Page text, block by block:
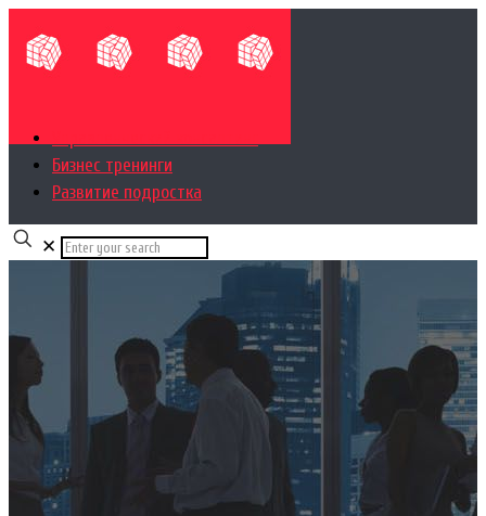
Бизнес тренинги
Развитие подростка
✕